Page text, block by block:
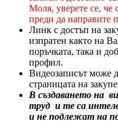
Моля, уверете се, че
преди да направите
Линк с достъп на
изпратен както на
поръчката, така и
профил.
Видеозаписът може
страницата на
В създаването на
труд и те са
и не подлежат на